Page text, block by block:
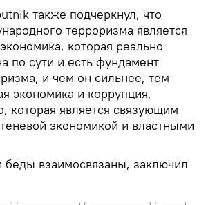
также подчеркнул, что
терроризма является
которая реально
по сути и есть фундамент
и чем он сильнее, тем
экономика и коррупция,
которая является связующим
экономикой и властными
беды взаимосвязаны, заключил